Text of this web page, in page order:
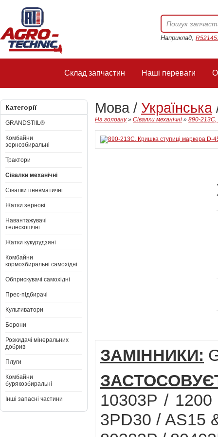
Наприклад,
Склад запчастин Наші переваги
Категорії
GRANDSTIIL®
Комбайни
зернозбиральні
Трактори
Сівалки механічні
Сівалки пневматичні
Жатки зернові
Навантажувачі
телескопічні
Жатки кукурудзяні
Комбайни
кормозбиральні самохідні
Обприскувачі самохідні
Прес-підбирачі
Культиватори
Борони
Розкидачі мінеральних
добрив
Плуги
Комбайни
бурякозбиральні
Інші запасні частини
Мова / Українська
На головну» Сівалки механічні » 890-213C,
ЗАМІННИКИ:
10303P /
3PD30 / AS15